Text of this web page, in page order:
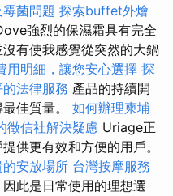
菌問題 探索buffet外燴
強烈的保濕霜具有完全
有使我感覺從突然的大鍋
用明細，讓您安心選擇 探
法律服務 產品的持續開
佳質量。 如何辦理柬埔
徵信社解決疑慮 Uriage正
供更有效和方便的用戶。
安放場所 台灣按摩服務
此是日常使用的理想選